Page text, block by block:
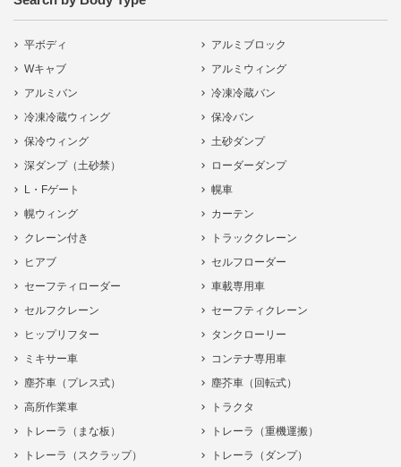
平ボディ
アルミブロック
Wキャブ
アルミウィング
アルミバン
冷凍冷蔵バン
冷凍冷蔵ウィング
保冷バン
保冷ウィング
土砂ダンプ
深ダンプ（土砂禁）
ローダーダンプ
L・Fゲート
幌車
幌ウィング
カーテン
クレーン付き
トラッククレーン
ヒアブ
セルフローダー
セーフティローダー
車載専用車
セルフクレーン
セーフティクレーン
ヒップリフター
タンクローリー
ミキサー車
コンテナ専用車
塵芥車（プレス式）
塵芥車（回転式）
高所作業車
トラクタ
トレーラ（まな板）
トレーラ（重機運搬）
トレーラ（スクラップ）
トレーラ（ダンプ）